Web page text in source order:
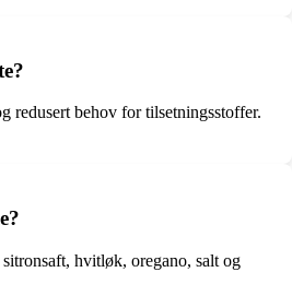
redusert behov for tilsetningsstoffer.
hvitløk, oregano, salt og